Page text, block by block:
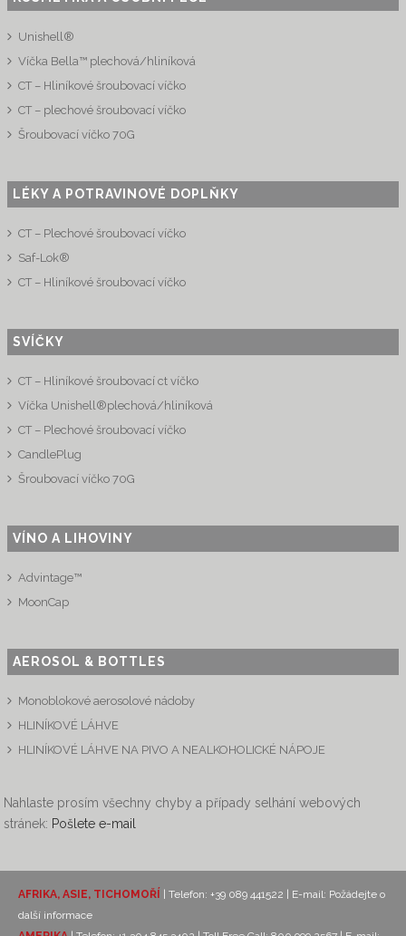
Unishell®
Víčka Bella™ plechová/hliníková
CT – Hliníkové šroubovací víčko
CT – plechové šroubovací víčko
Šroubovací víčko 70G
LÉKY A POTRAVINOVÉ DOPLŇKY
CT – Plechové šroubovací víčko
Saf-Lok®
CT – Hliníkové šroubovací víčko
SVÍČKY
CT – Hliníkové šroubovací ct víčko
Víčka Unishell®plechová/hliníková
CT – Plechové šroubovací víčko
CandlePlug
Šroubovací víčko 70G
VÍNO A LIHOVINY
Advintage™
MoonCap
AEROSOL & BOTTLES
Monoblokové aerosolové nádoby
HLINÍKOVÉ LÁHVE
HLINÍKOVÉ LÁHVE NA PIVO A NEALKOHOLICKÉ NÁPOJE
Nahlaste prosím všechny chyby a případy selhání webových
stránek: Pošlete e-mail
AFRIKA, ASIE, TICHOMOŘÍ | Telefon: +39 089 441522 | E-mail: Požádejte o
další informace